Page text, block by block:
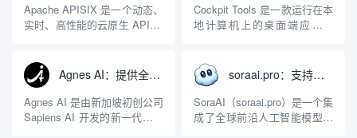
Apache APISIX 是一个动态、
实时、高性能的云原生 API 网
LuaJIT 构建，并在 2019 年作
为顶级开源项目捐赠给
Apache 软件基金会。APISIX
彻底摒...
Cockpit Tools 是一款运行在本
地计算机上的桌面端应用程
程助手的账号与运行环境而设
计。它目前支持包括
Antigravity IDE、Codex、
GitHub Copilo...
Agnes AI：提供全模态模型免费API、支持图文视频生成与复杂工程执行的智能体平台
Agnes AI 是由新加坡初创公司
Sapiens AI 开发的新一代多模
soraai.pro：支持多模型文字转视频和图像生成的在线创作工具
SoraAI（soraai.pro）是一个集
成了全球前沿人工智能模型的